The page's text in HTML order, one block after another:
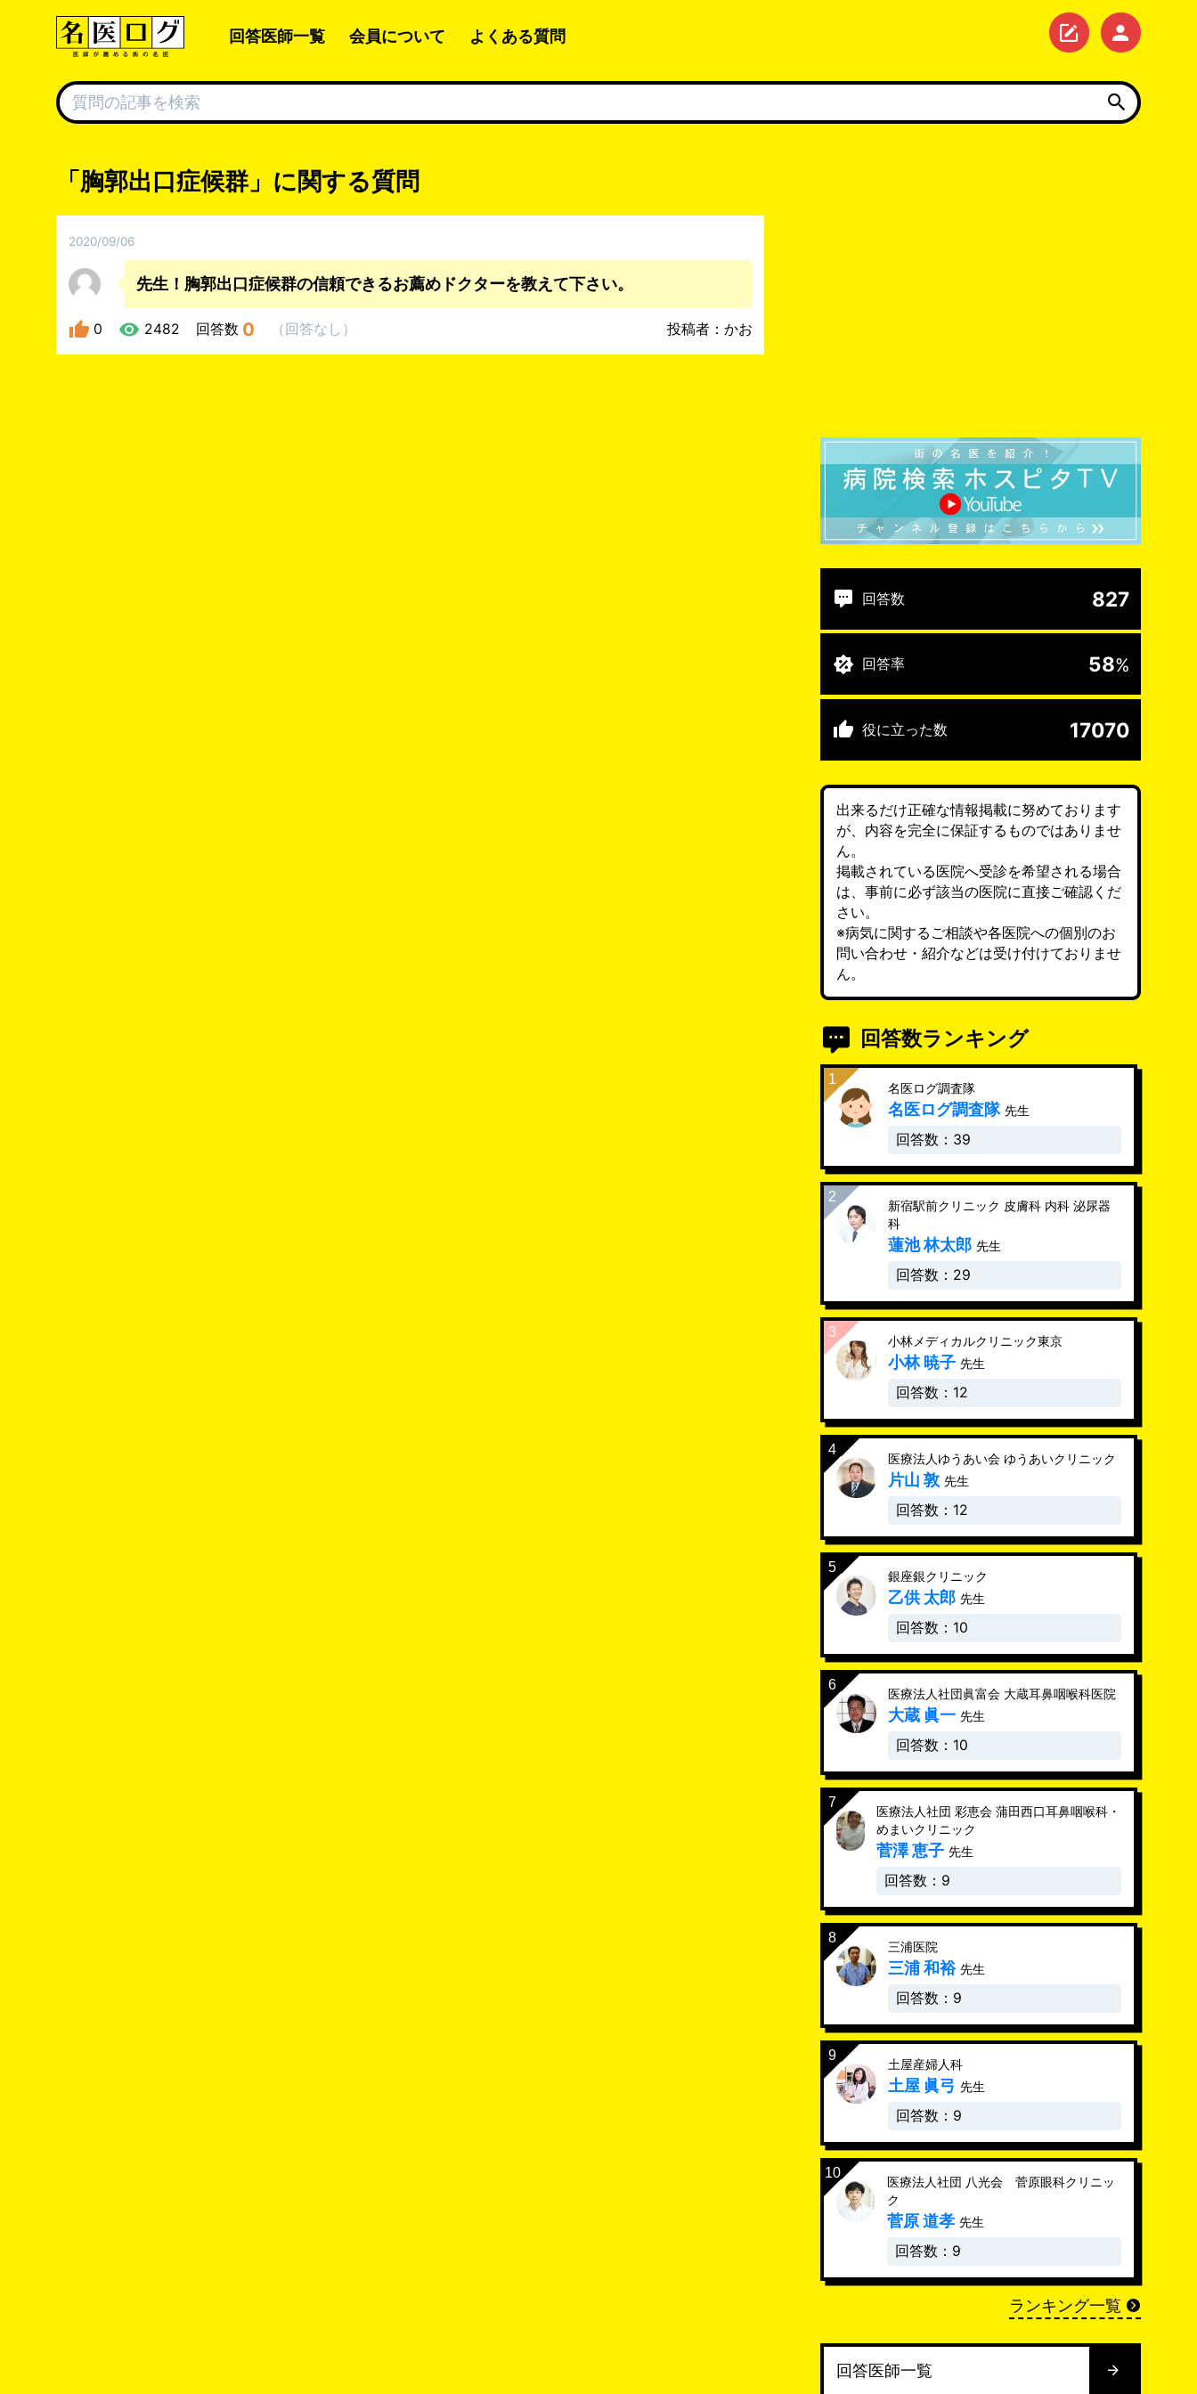
回答医師一覧 会員について よくある質問
「胸郭出口症候群」に関する質問
2020/09/06
先生！胸郭出口症候群の信頼できるお薦めドクターを教えて下さい。
投稿者：かお
0 2482 回答数 0 （回答なし ）
回答数 827
回答率 58%
役に立った数 17070
出来るだけ正確な情報掲載に努めております
が、内容を完全に保証するものではありませ
ん。
掲載されている医院へ受診を希望される場合
は、事前に必ず該当の医院に直接ご確認くだ
さい。
※病気に関するご相談や各医院への個別のお
問い合わせ・紹介などは受け付けておりませ
ん。
回答数ランキング
名医ログ調査隊
名医ログ調査隊 先生
回答数：39
新宿駅前クリニック 皮膚科 内科 泌尿器
科
蓮池 林太郎 先生
回答数：29
小林メディカルクリニック東京
小林 暁子 先生
回答数：12
医療法人ゆうあい会 ゆうあいクリニック
片山 敦 先生
回答数：12
銀座銀クリニック
乙供 太郎 先生
回答数：10
医療法人社団眞富会 大蔵耳鼻咽喉科医院
大蔵 眞一 先生
回答数：10
医療法人社団 彩恵会 蒲田西口耳鼻咽喉科・
めまいクリニック
菅澤 恵子 先生
回答数：9
三浦医院
三浦 和裕 先生
回答数：9
土屋産婦人科
土屋 眞弓 先生
回答数：9
医療法人社団 八光会 菅原眼科クリニッ
ク
菅原 道孝 先生
回答数：9
ランキング一覧
回答医師一覧